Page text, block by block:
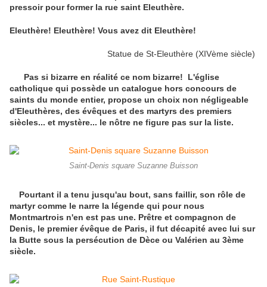
pressoir pour former la rue saint Eleuthère.
Eleuthère! Eleuthère! Vous avez dit Eleuthère!
Statue de St-Eleuthère (XIVème siècle)
Pas si bizarre en réalité ce nom bizarre! L'église
catholique qui possède un catalogue hors concours de
saints du monde entier, propose un choix non négligeable
d'Eleuthères, des évêques et des martyrs des premiers
siècles... et mystère... le nôtre ne figure pas sur la liste.
Saint-Denis square Suzanne Buisson
Pourtant il a tenu jusqu'au bout, sans faillir, son rôle de
martyr comme le narre la légende qui pour nous
Montmartrois n'en est pas une. Prêtre et compagnon de
Denis, le premier évêque de Paris, il fut décapité avec lui sur
la Butte sous la persécution de Dèce ou Valérien au 3ème
siècle.